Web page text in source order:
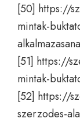
[50] https://
mintak-
[51] https://
mintak-
[52] https://
szerzodes-